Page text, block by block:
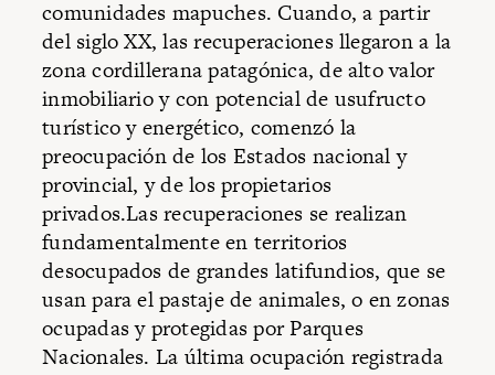
comunidades mapuches. Cuando, a partir
del siglo XX, las recuperaciones llegaron a la
zona cordillerana patagónica, de alto valor
inmobiliario y con potencial de usufructo
turístico y energético, comenzó la
preocupación de los Estados nacional y
provincial, y de los propietarios
privados.Las recuperaciones se realizan
fundamentalmente en territorios
desocupados de grandes latifundios, que se
usan para el pastaje de animales, o en zonas
ocupadas y protegidas por Parques
Nacionales. La última ocupación registrada